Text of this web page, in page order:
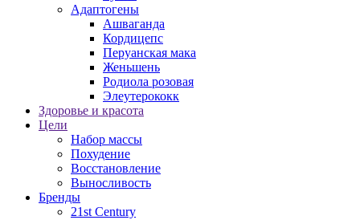
Адаптогены
Ашваганда
Кордицепс
Перуанская мака
Женьшень
Родиола розовая
Элеутерококк
Здоровье и красота
Цели
Набор массы
Похудение
Восстановление
Выносливость
Бренды
21st Century